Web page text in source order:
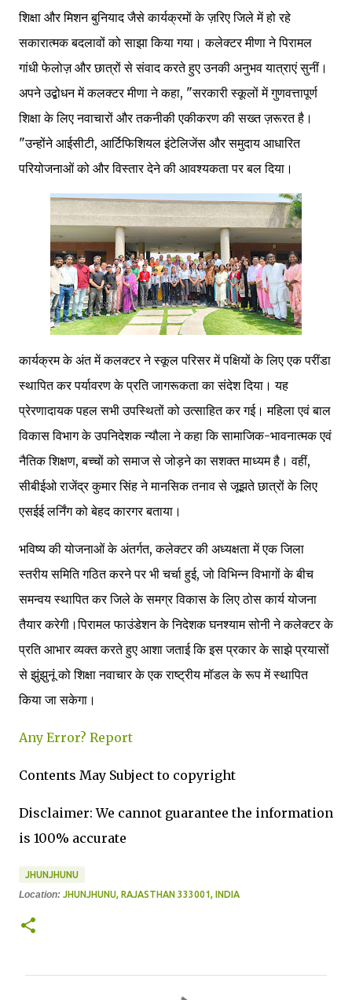
शिक्षा और मिशन बुनियाद जैसे कार्यक्रमों के ज़रिए जिले में हो रहे
सकारात्मक बदलावों को साझा किया गया। कलेक्टर मीणा ने पिरामल
गांधी फेलोज़ और छात्रों से संवाद करते हुए उनकी अनुभव यात्राएं सुनीं।
अपने उद्बोधन में कलक्टर मीणा ने कहा, "सरकारी स्कूलों में गुणवत्तापूर्ण
शिक्षा के लिए नवाचारों और तकनीकी एकीकरण की सख्त ज़रूरत है।
"उन्होंने आईसीटी, आर्टिफिशियल इंटेलिजेंस और समुदाय आधारित
परियोजनाओं को और विस्तार देने की आवश्यकता पर बल दिया।
कार्यक्रम के अंत में कलक्टर ने स्कूल परिसर में पक्षियों के लिए एक परींडा
स्थापित कर पर्यावरण के प्रति जागरूकता का संदेश दिया। यह
प्रेरणादायक पहल सभी उपस्थितों को उत्साहित कर गई। महिला एवं बाल
विकास विभाग के उपनिदेशक न्यौला ने कहा कि सामाजिक-भावनात्मक एवं
नैतिक शिक्षण, बच्चों को समाज से जोड़ने का सशक्त माध्यम है। वहीं,
सीबीईओ राजेंद्र कुमार सिंह ने मानसिक तनाव से जूझते छात्रों के लिए
एसईई लर्निंग को बेहद कारगर बताया।
भविष्य की योजनाओं के अंतर्गत, कलेक्टर की अध्यक्षता में एक जिला
स्तरीय समिति गठित करने पर भी चर्चा हुई, जो विभिन्न विभागों के बीच
समन्वय स्थापित कर जिले के समग्र विकास के लिए ठोस कार्य योजना
तैयार करेगी।पिरामल फाउंडेशन के निदेशक घनश्याम सोनी ने कलेक्टर के
प्रति आभार व्यक्त करते हुए आशा जताई कि इस प्रकार के साझे प्रयासों
से झुंझुनूं को शिक्षा नवाचार के एक राष्ट्रीय मॉडल के रूप में स्थापित
किया जा सकेगा।
Any Error? Report
Contents May Subject to copyright
Disclaimer: We cannot guarantee the information
is 100% accurate
JHUNJHUNU
Location: JHUNJHUNU, RAJASTHAN 333001, INDIA